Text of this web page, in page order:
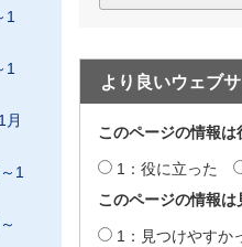
1
1
月
1
より良いウェブ
このページの情報は
1：役に立った
このページの情報は
1：見つけやすか